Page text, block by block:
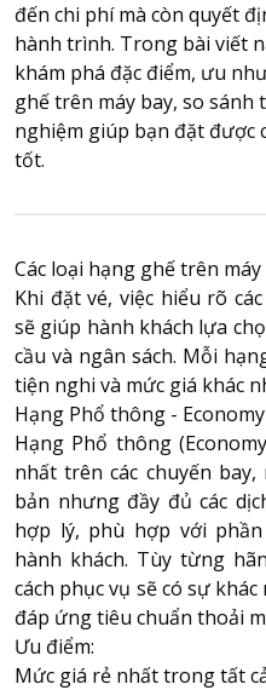
Transfer information
Terms of Use
Privacy Policy
About HappyBook
Contact us
đến chi phí mà còn quyết
hành trình. Trong bài viết
khám phá đặc điểm, ưu
ghế trên máy bay, so sánh
nghiệm giúp bạn đặt được
tốt.
Các loại hạng ghế trên máy
Khi đặt vé, việc hiểu rõ
sẽ giúp hành khách lựa
cầu và ngân sách. Mỗi
tiện nghi và mức giá khác
Hạng Phổ thông - Economy
Hạng Phổ thông
nhất trên các chuyến
bản nhưng đầy đủ các
hợp lý, phù hợp với
hành khách. Tùy từng
cách phục vụ sẽ có sự
đáp ứng tiêu chuẩn thoải
Ưu điểm:
Mức giá rẻ nhất trong tất